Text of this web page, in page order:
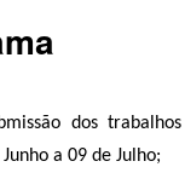
dos
a 09 de Julho;